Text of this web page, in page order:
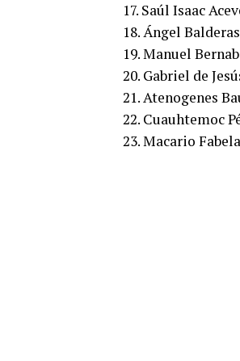
17. Saúl Isaac
18. Ángel
19. Manuel
20. Gabriel de
21. Atenogenes
22. Cuauhtemoc
23. Macario